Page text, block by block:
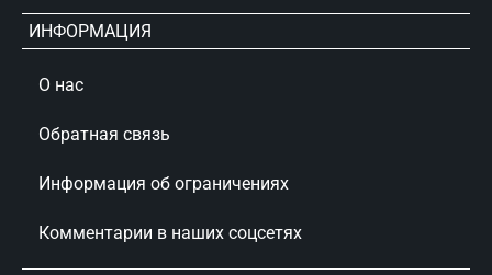
ИНФОРМАЦИЯ
О нас
Обратная связь
Информация об ограничениях
Комментарии в наших соцсетях